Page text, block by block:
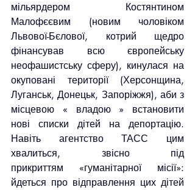
мільярдером Костянтином
Малофєєвим (новим чоловіком
Львової-Бєлової, котрий щедро
фінансував всю європейську
неофашистську сферу), кинулася на
окуповані території (Херсонщина,
Луганськ, Донецьк, Запоріжжя), аби з
місцевою « владою » встановити
нові списки дітей на депортацію.
Навіть агентство ТАСС цим
хвалиться, звісно під
прикриттям «гуманітарної місії»:
йдеться про відправлення цих дітей